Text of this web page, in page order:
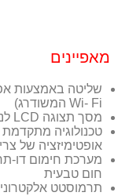
מאפיינים
Wi- Fi המשודרג)
מסך תצוגה LCD לניווט קל
טכנולוגיה
אופטימיזציה של
מערכת חימום דו-
חום טבעית
תרמוסטט